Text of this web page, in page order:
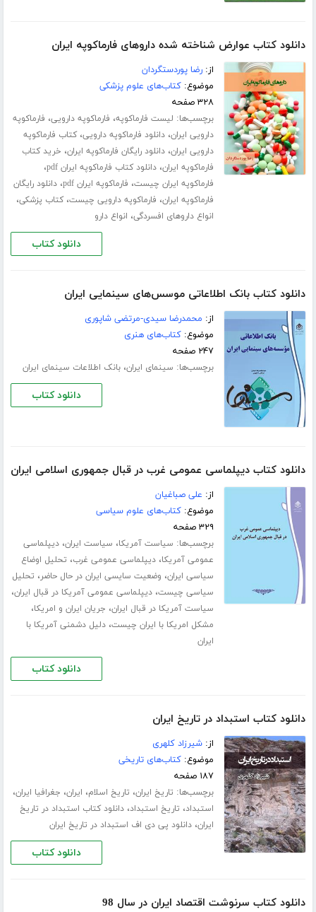
دانلود کتاب عوارض شناخته شده داروهای فارماکوپه ایران
از:رضا پوردستگردان
موضوع:کتاب‌های علوم پزشکی
۳۲۸ صفحه
برچسب‌ها: لیست فارماکوپه، فارماکوپه دارویی، فارماکوپه
دارویی ایران،دانلود فارماکوپه دارویی،کتاب فارماکوپه
دارویی ایران،دانلود رایگان فارماکوپه ایران، خرید کتاب
فارماکوپه ایران،دانلود کتاب فارماکوپه ایران pdf ،
فارماکوپه ایران چیست، فارماکوپه ایران pdf ،دانلود رایگان
فارماکوپه ایران، فارماکوپه دارویی چیست،کتاب پزشکی،
انواع داروهای افسردگی، انواع دارو
دانلود کتاب
دانلود کتاب بانک اطلاعاتی موسس‌های سینمایی ایران
از: محمدرضا سیدی-مرتضی شاپوری
موضوع:کتاب‌های هنری
۲۴۷ صفحه
برچسب‌ها: سینمای ایران،بانک اطلاعات سینمای ایران
دانلود کتاب
دانلود کتاب دیپلماسی عمومی غرب در قبال جمهوری اسلامی ایران
از: علی صباغیان
موضوع:کتاب‌های علوم سیاسی
۳۲۹ صفحه
برچسب‌ها: سیاست آمریکا، سیاست ایران،دیپلماسی
عمومی آمریکا،دیپلماسی عمومی غرب، تحلیل اوضاع
سیاسی ایران، وضعیت سایسی ایران در حال حاضر، تحلیل
سیاسی چیست،دیپلماسی عمومی آمریکا در قبال ایران،
سیاست آمریکا در قبال ایران، جریان ایران و امریکا،
مشکل امریکا با ایران چیست،دلیل دشمنی آمریکا با
ایران
دانلود کتاب
دانلود کتاب استبداد در تاریخ ایران
از:شیرزاد کلهری
موضوع:کتاب‌های تاریخی
۱۸۷ صفحه
برچسب‌ها: تاریخ ایران، تاریخ اسلام، ایران، جغرافیا ایران،
استبداد، تاریخ استبداد،دانلود کتاب استبداد در تاریخ
ایران،دانلود پی دی اف استبداد در تاریخ ایران
دانلود کتاب
دانلود کتاب سرنوشت اقتصاد ایران در سال 98